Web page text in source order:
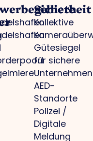
Sicherheit
Kollektive
Gütesiegel
für sichere
Unternehmen
AED-
Standorte
Polizei /
Digitale
Meldung